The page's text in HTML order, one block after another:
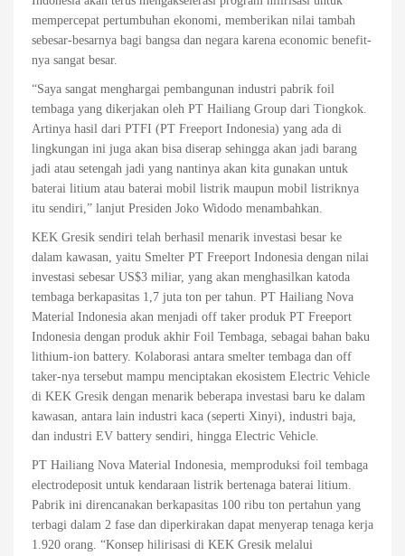
mempercepat pertumbuhan ekonomi, memberikan nilai tambah
sebesar-besarnya bagi bangsa dan negara karena economic benefit-
nya sangat besar.
“Saya sangat menghargai pembangunan industri pabrik foil
tembaga yang dikerjakan oleh PT Hailiang Group dari Tiongkok.
Artinya hasil dari PTFI (PT Freeport Indonesia) yang ada di
lingkungan ini juga akan bisa diserap sehingga akan jadi barang
jadi atau setengah jadi yang nantinya akan kita gunakan untuk
baterai litium atau baterai mobil listrik maupun mobil listriknya
itu sendiri,” lanjut Presiden Joko Widodo menambahkan.
KEK Gresik sendiri telah berhasil menarik investasi besar ke
dalam kawasan, yaitu Smelter PT Freeport Indonesia dengan nilai
investasi sebesar US$3 miliar, yang akan menghasilkan katoda
tembaga berkapasitas 1,7 juta ton per tahun. PT Hailiang Nova
Material Indonesia akan menjadi off taker produk PT Freeport
Indonesia dengan produk akhir Foil Tembaga, sebagai bahan baku
lithium-ion battery. Kolaborasi antara smelter tembaga dan off
taker-nya tersebut mampu menciptakan ekosistem Electric Vehicle
di KEK Gresik dengan menarik beberapa investasi baru ke dalam
kawasan, antara lain industri kaca (seperti Xinyi), industri baja,
dan industri EV battery sendiri, hingga Electric Vehicle.
PT Hailiang Nova Material Indonesia, memproduksi foil tembaga
electrodeposit untuk kendaraan listrik bertenaga baterai litium.
Pabrik ini direncanakan berkapasitas 100 ribu ton pertahun yang
terbagi dalam 2 fase dan diperkirakan dapat menyerap tenaga kerja
1.920 orang. “Konsep hilirisasi di KEK Gresik melalui